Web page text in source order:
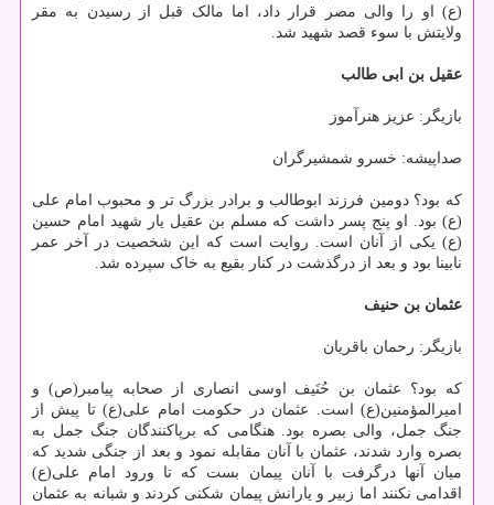
(ع) او را والی مصر قرار داد، اما مالک قبل از رسیدن به مقر
ولایتش با سوء قصد شهید شد.
عقیل بن ابی طالب
بازیگر: عزیز هنرآموز
صداپیشه: خسرو شمشیرگران
که بود؟ دومین فرزند ابوطالب و برادر بزرگ تر و محبوب امام علی
(ع) بود. او پنج پسر داشت که مسلم بن عقیل یار شهید امام حسین
(ع) یکی از آنان است. روایت است که این شخصیت در آخر عمر
نابینا بود و بعد از درگذشت در کنار بقیع به خاک سپرده شد.
عثمان بن حنیف
بازیگر: رحمان باقریان
که بود؟ عثمان بن حُنَیف اوسی انصاری از صحابه پیامبر(ص) و
امیرالمؤمنین(ع) است. عثمان در حکومت امام علی(ع) تا پیش از
جنگ جمل، والی بصره بود. هنگامی که برپاکنندگان جنگ جمل به
بصره وارد شدند، عثمان با آنان مقابله نمود و بعد از جنگی شدید که
میان آنها درگرفت با آنان پیمان بست که تا ورود امام علی(ع)
اقدامی نکنند اما زبیر و یارانش پیمان شکنی کردند و شبانه به عثمان